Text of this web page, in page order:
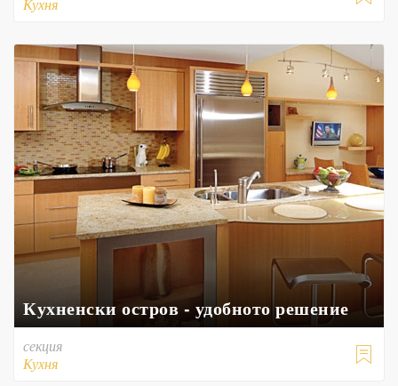
Кухня
Кухненски остров - удобното решение

секция
Кухня